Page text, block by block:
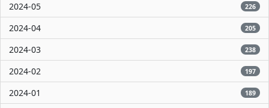
2024-05 226
2024-04 205
2024-03 238
2024-02 197
2024-01 189